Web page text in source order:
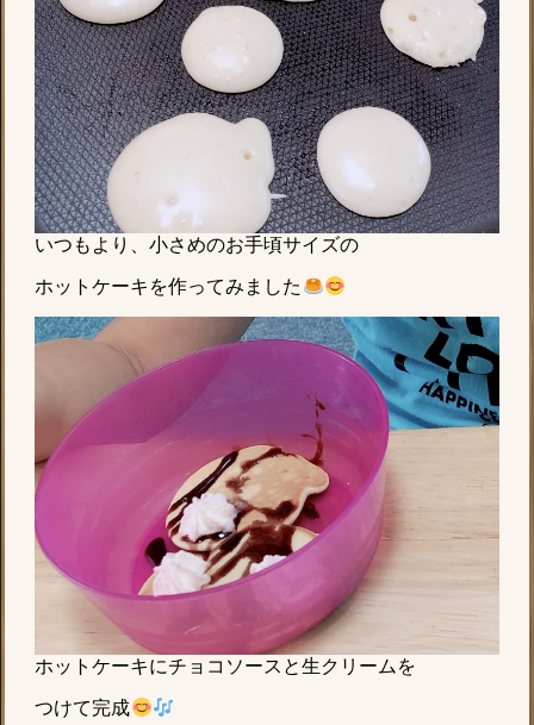
いつもより、小さめのお手頃サイズの
ホットケーキを作ってみました
ホットケーキにチョコソースと生クリームを
つけて完成